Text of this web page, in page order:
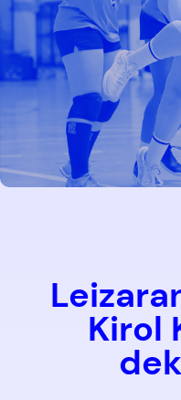
Kirol